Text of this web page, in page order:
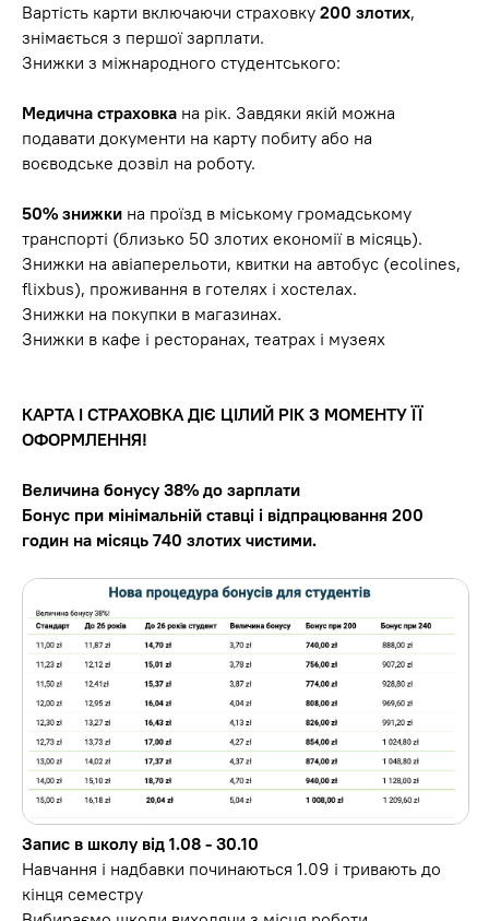
Вартість карти включаючи страховку 200 злотих,
знімається з першої зарплати.
Знижки з міжнародного студентського:
Медична страховка на рік. Завдяки якій можна
подавати документи на карту побиту або на
воєводське дозвіл на роботу.
50% знижки на проїзд в міському громадському
транспорті (близько 50 злотих економії в місяць).
Знижки на авіаперельоти, квитки на автобус (ecolines,
flixbus), проживання в готелях і хостелах.
Знижки на покупки в магазинах.
Знижки в кафе і ресторанах, театрах і музеях
КАРТА І СТРАХОВКА ДІЄ ЦІЛИЙ РІК З МОМЕНТУ ЇЇ
ОФОРМЛЕННЯ!
Величина бонусу 38% до зарплати
Бонус при мінімальній ставці і відпрацювання 200
годин на місяць 740 злотих чистими.
Запис в школу від 1.08 - 30.10
Навчання і надбавки починаються 1.09 і тривають до
кінця семестру